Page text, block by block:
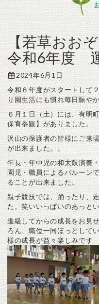
【若草おお
令和6年度
2024年6月1日
令和６年度がスタートして
り園生活にも慣れ毎日賑や
６月１日（土）には、有明
保育参観】がありました。
沢山の保護者の皆様にご来
が出来ました。。
年長・年中児の和太鼓演奏
園児・職員によるバルーン
ることが出来ました。
親子競技では、踊ったり、
た。笑いいっぱいのあっと
進級してからの成長をお見
ろん、職位一同ほっとして
様の成長が益々楽しみです